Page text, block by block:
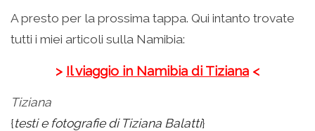
A presto per la prossima tappa. Qui intanto trovate
tutti i miei articoli sulla Namibia:
> Il viaggio in Namibia di Tiziana <
Tiziana
{testi e fotografie di Tiziana Balatti}